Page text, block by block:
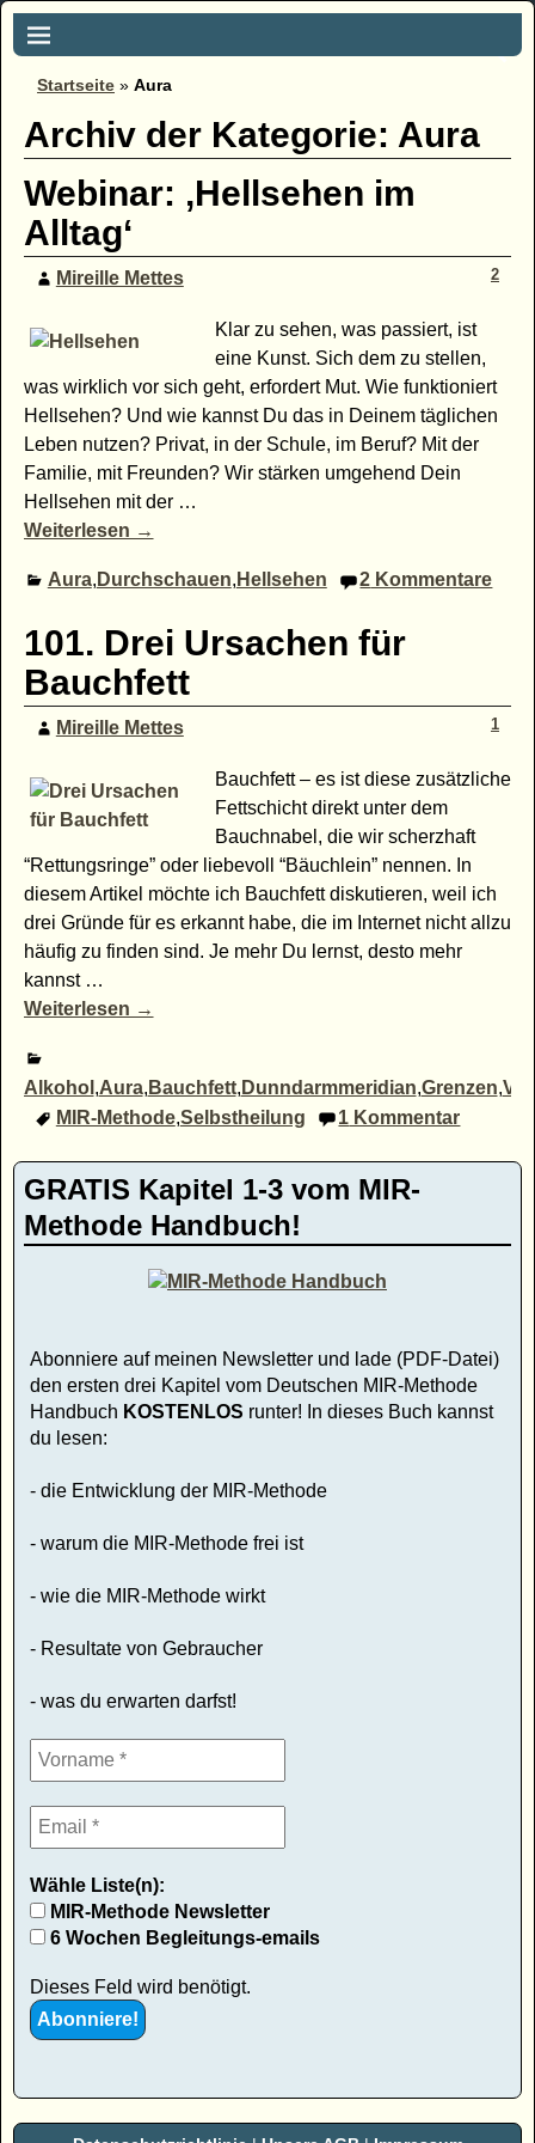
Startseite » Aura
Archiv der Kategorie: Aura
Webinar: ‚Hellsehen im
Alltag‘
Mireille Mettes 2
Klar zu sehen, was passiert, ist
eine Kunst. Sich dem zu stellen,
was wirklich vor sich geht, erfordert Mut. Wie funktioniert
Hellsehen? Und wie kannst Du das in Deinem täglichen
Leben nutzen? Privat, in der Schule, im Beruf? Mit der
Familie, mit Freunden? Wir stärken umgehend Dein
Hellsehen mit der …
Weiterlesen →
Aura, Durchschauen, Hellsehen 2 Kommentare
101. Drei Ursachen für
Bauchfett
Mireille Mettes 1
Bauchfett – es ist diese zusätzliche
Fettschicht direkt unter dem
Bauchnabel, die wir scherzhaft
“Rettungsringe” oder liebevoll “Bäuchlein” nennen. In
diesem Artikel möchte ich Bauchfett diskutieren, weil ich
drei Gründe für es erkannt habe, die im Internet nicht allzu
häufig zu finden sind. Je mehr Du lernst, desto mehr
kannst …
Weiterlesen →
Alkohol ,Aura, Bauchfett, Dunndarmmeridian,Grenzen,
MIR-Methode,Selbstheilung 1 Kommentar
GRATIS Kapitel 1-3 vom MIR-
Methode Handbuch!
Abonniere auf meinen Newsletter und lade (PDF-Datei)
den ersten drei Kapitel vom Deutschen MIR-Methode
Handbuch KOSTENLOS runter! In dieses Buch kannst
du lesen:
- die Entwicklung der MIR-Methode
- warum die MIR-Methode frei ist
- wie die MIR-Methode wirkt
- Resultate von Gebraucher
- was du erwarten darfst!
Wähle Liste(n):
MIR-Methode Newsletter
6 Wochen Begleitungs-emails
Dieses Feld wird benötigt.